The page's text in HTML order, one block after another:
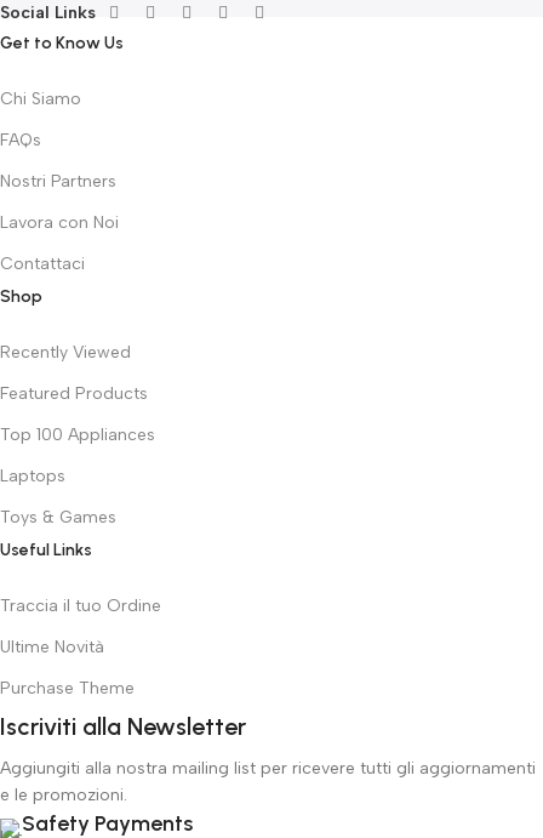
Social Links
Get to Know Us
Chi Siamo
FAQs
Nostri Partners
Lavora con Noi
Contattaci
Shop
Recently Viewed
Featured Products
Top 100 Appliances
Laptops
Toys & Games
Useful Links
Traccia il tuo Ordine
Ultime Novità
Purchase Theme
Iscriviti alla Newsletter
Aggiungiti alla nostra mailing list per ricevere tutti gli aggiornamenti
e le promozioni.
Safety Payments